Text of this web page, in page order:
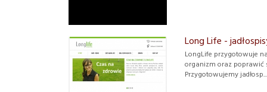
Long Life -
LongLife przygotowuje
organizm oraz poprawić
Przygotowujemy jadłosp...